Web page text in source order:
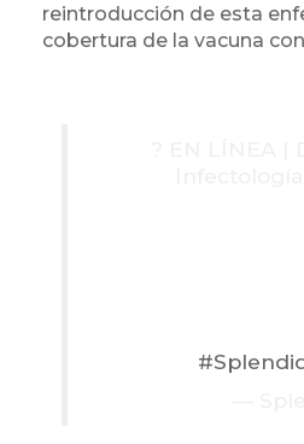
reintroducción de esta
cobertura de la vacuna